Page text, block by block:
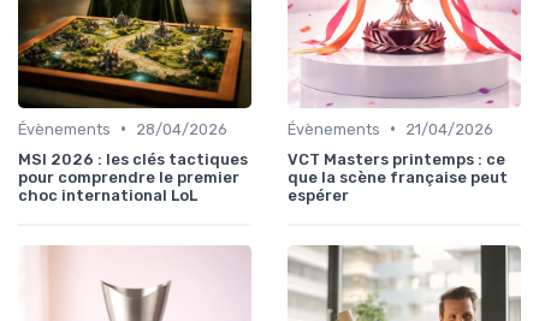
Évènements •
28/04/2026
MSI 2026 : les clés tactiques
pour comprendre le premier
choc international LoL
Évènements •
21/04/2026
VCT Masters printemps : ce
que la scène française peut
espérer